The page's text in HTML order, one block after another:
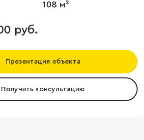
108 м²
руб.
Презентация объекта
Получить консультацию